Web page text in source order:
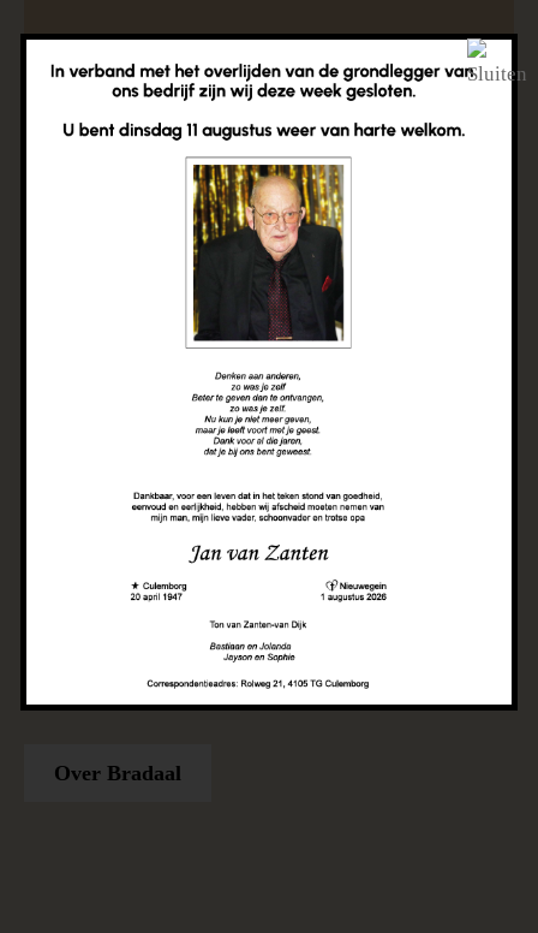
Woondecoratie
Topkwaliteit meubels
en slaapoplossingen
Bij Bradaal Wonen en Slapen vind je topkwaliteit
meubels en slaapoplossingen. Onze collectie
omvat alles, van chique banken tot eettafels,
slaapkamermeubels en matrassen, alles met het
doel om onze klanten het beste comfort en
kwaliteit te bieden. We zijn gefocust op
vakmanschap en design trends, waardoor we
inspirerende woon- en slaapruimtes creëren voor
iedereen die functionaliteit en stijl in huis wil.
Over Bradaal